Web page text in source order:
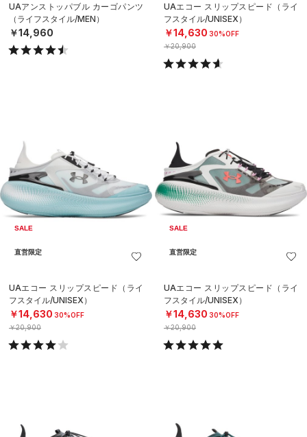
UAアンストッパブル カーゴパンツ
（ライフスタイル/MEN）
￥14,960
UAエコー スリップスピード（ライ
フスタイル/UNISEX）
￥14,630 30%OFF
￥20,900
SALE
直営限定
UAエコー スリップスピード（ライ
フスタイル/UNISEX）
￥14,630 30%OFF
￥20,900
SALE
直営限定
UAエコー スリップスピード（ライ
フスタイル/UNISEX）
￥14,630 30%OFF
￥20,900